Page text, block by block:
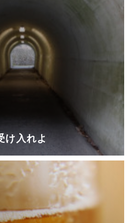
け入れよ